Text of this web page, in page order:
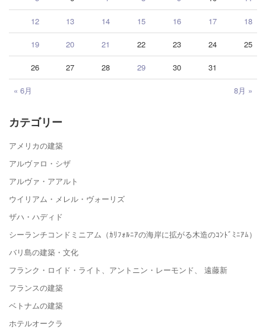
« 6月 8月 »
12 13 14 15 16 17 18
19 20 21 22 23 24 25
26 27 28 29 30 31
カテゴリー
アメリカの建築
アルヴァロ・シザ
アルヴァ・アアルト
ウイリアム・メレル・ヴォーリズ
ザハ・ハディド
シーランチコンドミニアム（ｶﾘﾌｫﾙﾆｱの海岸に拡がる木造のｺﾝﾄﾞﾐﾆｱﾑ）
バリ島の建築・文化
フランク・ロイド・ライト、アントニン・レーモンド、 遠藤新
フランスの建築
ベトナムの建築
ホテルオークラ